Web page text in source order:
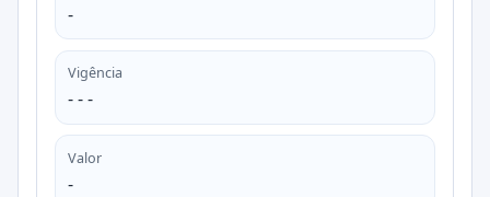
-
Vigência
- - -
Valor
-